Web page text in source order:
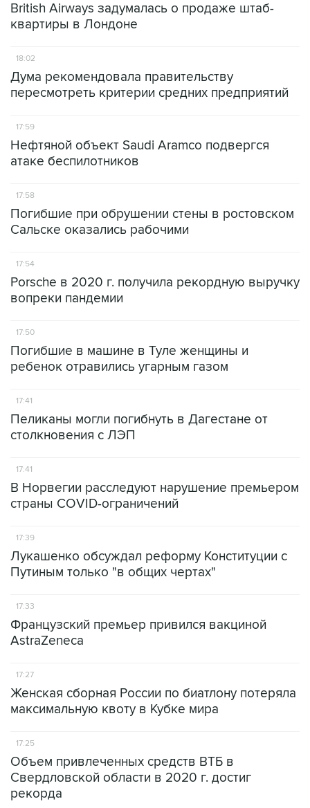
British Airways задумалась о продаже штаб-
квартиры в Лондоне
18:02
Дума рекомендовала правительству
пересмотреть критерии средних предприятий
17:59
Нефтяной объект Saudi Aramco подвергся
атаке беспилотников
17:58
Погибшие при обрушении стены в ростовском
Сальске оказались рабочими
17:54
Porsche в 2020 г. получила рекордную выручку
вопреки пандемии
17:50
Погибшие в машине в Туле женщины и
ребенок отравились угарным газом
17:41
Пеликаны могли погибнуть в Дагестане от
столкновения с ЛЭП
17:41
В Норвегии расследуют нарушение премьером
страны COVID-ограничений
17:39
Лукашенко обсуждал реформу Конституции с
Путиным только "в общих чертах"
17:33
Французский премьер привился вакциной
AstraZeneca
17:27
Женская сборная России по биатлону потеряла
максимальную квоту в Кубке мира
17:25
Объем привлеченных средств ВТБ в
Свердловской области в 2020 г. достиг
рекорда